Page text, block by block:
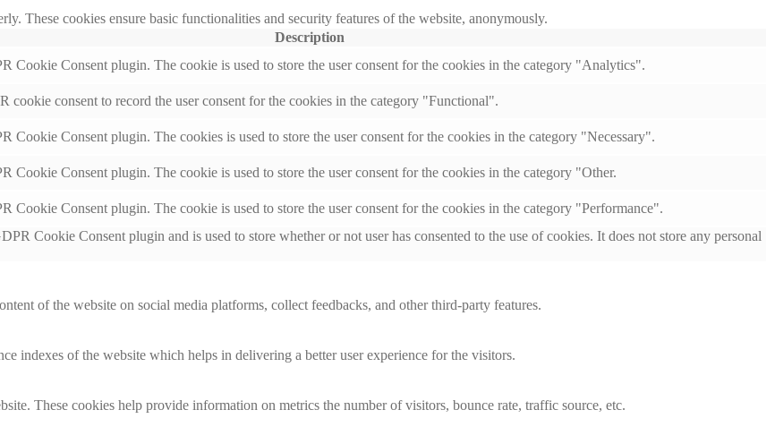
These cookies ensure basic functionalities and security features of the website, anonymously.
Description
Cookie Consent plugin. The cookie is used to store the user consent for the cookies in the category "Analytics".
cookie consent to record the user consent for the cookies in the category "Functional".
Cookie Consent plugin. The cookies is used to store the user consent for the cookies in the category "Necessary".
Cookie Consent plugin. The cookie is used to store the user consent for the cookies in the category "Other.
Cookie Consent plugin. The cookie is used to store the user consent for the cookies in the category "Performance".
Cookie Consent plugin and is used to store whether or not user has consented to the use of cookies. It does not store any personal
of the website on social media platforms, collect feedbacks, and other third-party features.
indexes of the website which helps in delivering a better user experience for the visitors.
These cookies help provide information on metrics the number of visitors, bounce rate, traffic source, etc.